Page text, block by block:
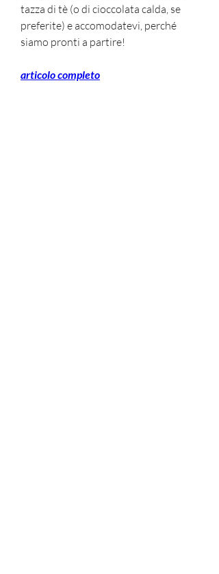
tazza di tè (o di cioccolata calda, se
preferite) e accomodatevi, perché
siamo pronti a partire!
articolo completo